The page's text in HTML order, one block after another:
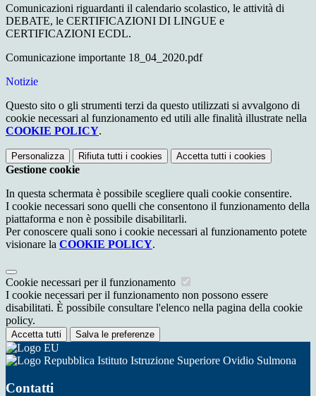
Comunicazioni riguardanti il calendario scolastico, le attività di
DEBATE, le CERTIFICAZIONI DI LINGUE e
CERTIFICAZIONI ECDL.
Comunicazione importante 18_04_2020.pdf
Notizie
Questo sito o gli strumenti terzi da questo utilizzati si avvalgono di
cookie necessari al funzionamento ed utili alle finalità illustrate nella
COOKIE POLICY.
Personalizza Rifiuta tutti i cookies Accetta tutti i cookies
Gestione cookie
In questa schermata è possibile scegliere quali cookie consentire.
I cookie necessari sono quelli che consentono il funzionamento della
piattaforma e non è possibile disabilitarli.
Per conoscere quali sono i cookie necessari al funzionamento potete
visionare la COOKIE POLICY.
Cookie necessari per il funzionamento
I cookie necessari per il funzionamento non possono essere
disabilitati. È possibile consultare l'elenco nella pagina della cookie
policy.
Accetta tutti Salva le preferenze
Istituto Istruzione Superiore Ovidio Sulmona
Contatti